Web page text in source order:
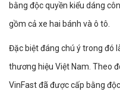
bằng độc quyền kiểu dáng
gồm cả xe hai bánh và ô tô.
Đặc biệt đáng chú ý trong đó
thương hiệu Việt Nam. Theo
VinFast đã được cấp bằng